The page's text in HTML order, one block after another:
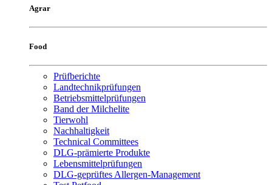
Agrar
Food
Prüfberichte
Landtechnikprüfungen
Betriebsmittelprüfungen
Band der Milchelite
Tierwohl
Nachhaltigkeit
Technical Committees
DLG-prämierte Produkte
Lebensmittelprüfungen
DLG-geprüftes Allergen-Management